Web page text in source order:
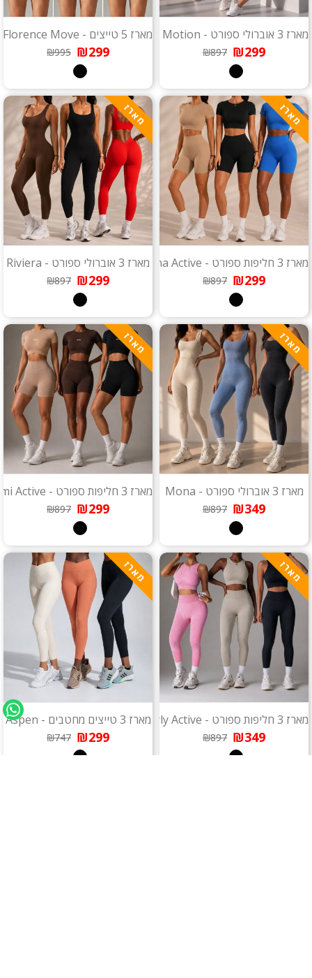
מארז 3 אוברולי ספורט - Chelsea Motion
₪299
₪897
מארז 5 טייצים - Florence Move
₪299
₪995
מארז
מארז 3 חליפות ספורט - Verona Active
₪299
₪897
מארז
מארז 3 אוברולי ספורט - Riviera
₪299
₪897
מארז
מארז 3 אוברולי ספורט - Mona
₪349
₪897
מארז
מארז 3 חליפות ספורט - Miami Active
₪299
₪897
מארז
מארז 3 חליפות ספורט - Beverly Active
₪349
₪897
מארז
מארז 3 טייצים מחטבים - Aspen
₪299
₪747